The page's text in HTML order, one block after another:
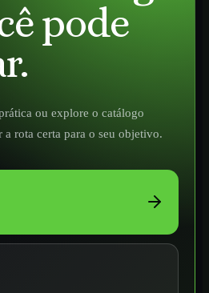
pode
ou explore o catálogo
rota certa para o seu objetivo.